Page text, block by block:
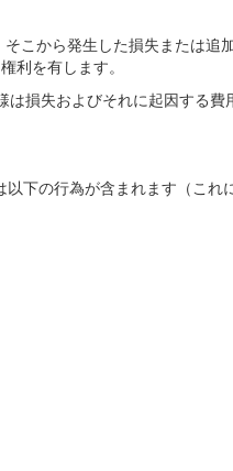
こから発生した損失または追
利を有します。
損失およびそれに起因する
下の行為が含まれます（これ